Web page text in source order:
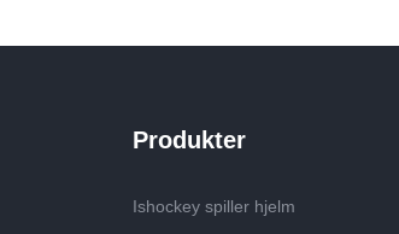
Produkter
Ishockey spiller hjelm